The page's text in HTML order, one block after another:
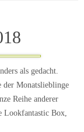
als gedacht.
der Monatslieblinge
Reihe anderer
Lookfantastic Box,